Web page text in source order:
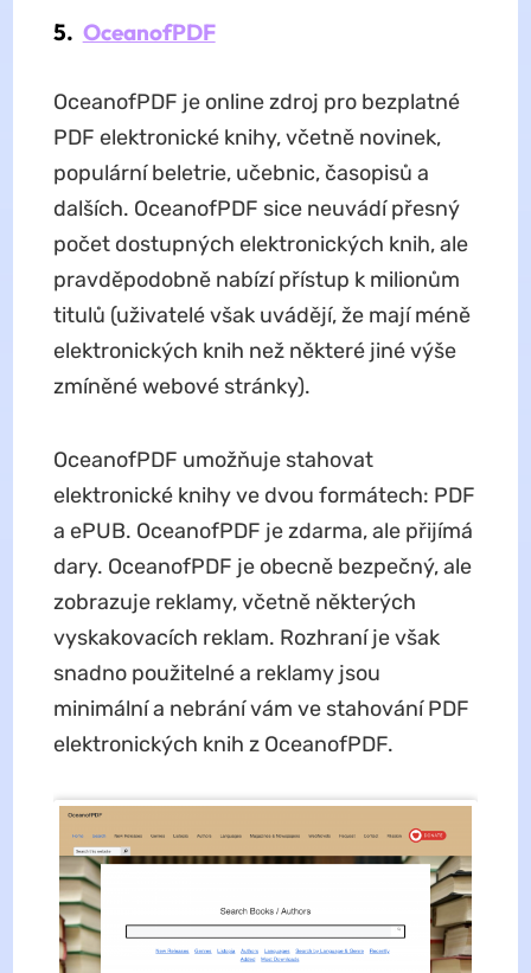
5. OceanofPDF
OceanofPDF je online zdroj pro bezplatné
PDF elektronické knihy, včetně novinek,
populární beletrie, učebnic, časopisů a
dalších. OceanofPDF sice neuvádí přesný
počet dostupných elektronických knih, ale
pravděpodobně nabízí přístup k milionům
titulů (uživatelé však uvádějí, že mají méně
elektronických knih než některé jiné výše
zmíněné webové stránky).
OceanofPDF umožňuje stahovat
elektronické knihy ve dvou formátech: PDF
a ePUB. OceanofPDF je zdarma, ale přijímá
dary. OceanofPDF je obecně bezpečný, ale
zobrazuje reklamy, včetně některých
vyskakovacích reklam. Rozhraní je však
snadno použitelné a reklamy jsou
minimální a nebrání vám ve stahování PDF
elektronických knih z OceanofPDF.